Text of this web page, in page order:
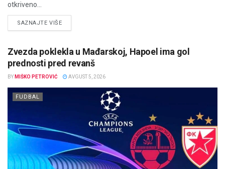
otkriveno...
SAZNAJTE VIŠEDETAILS
Zvezda poklekla u Mađarskoj, Hapoel ima gol
prednosti pred revanš
BY MIŠKO PETROVIĆ AVGUST 5, 2026
FUDBAL